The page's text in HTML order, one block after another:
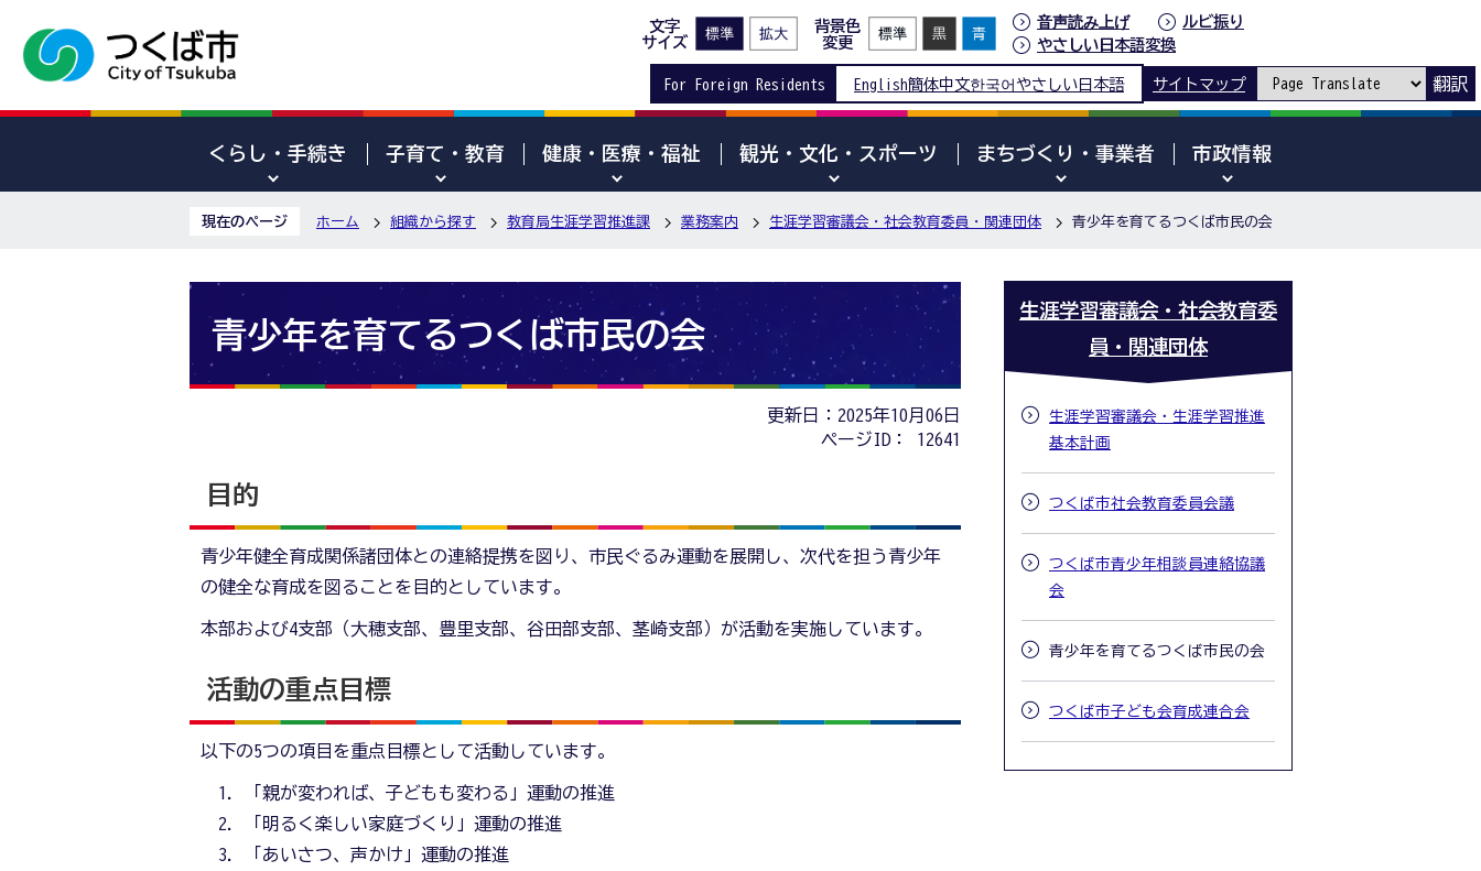
文字
サイズ
背景色
変更
音声読み上げ
ルビ振り
やさしい日本語変換
For Foreign Residents English簡体中文한국어 やさしい日本語 サイトマップ 翻訳
くらし・手続き 子育て・教育 健康・医療・福祉 観光・文化・スポーツ まちづくり・事業者 市政情報
現在のページ ホーム 組織から探す 教育局生涯学習推進課 業務案内 生涯学習審議会・社会教育委員・関連団体 青少年を育てるつくば市民の会
青少年を育てるつくば市民の会
更新日：2025年10月06日
ページID：
12641
目的
青少年健全育成関係諸団体との連絡提携を図り、市民ぐるみ運動を展開し、次代を担う青少年
の健全な育成を図ることを目的としています。
本部および4支部（大穂支部、豊里支部、谷田部支部、茎崎支部）が活動を実施しています。
活動の重点目標
以下の5つの項目を重点目標として活動しています。
「親が変われば、子どもも変わる」運動の推進
「明るく楽しい家庭づくり」運動の推進
「あいさつ、声かけ」運動の推進
生涯学習審議会・社会教育委
員・関連団体
生涯学習審議会・生涯学習推進
基本計画
つくば市社会教育委員会議
つくば市青少年相談員連絡協議
会
青少年を育てるつくば市民の会
つくば市子ども会育成連合会